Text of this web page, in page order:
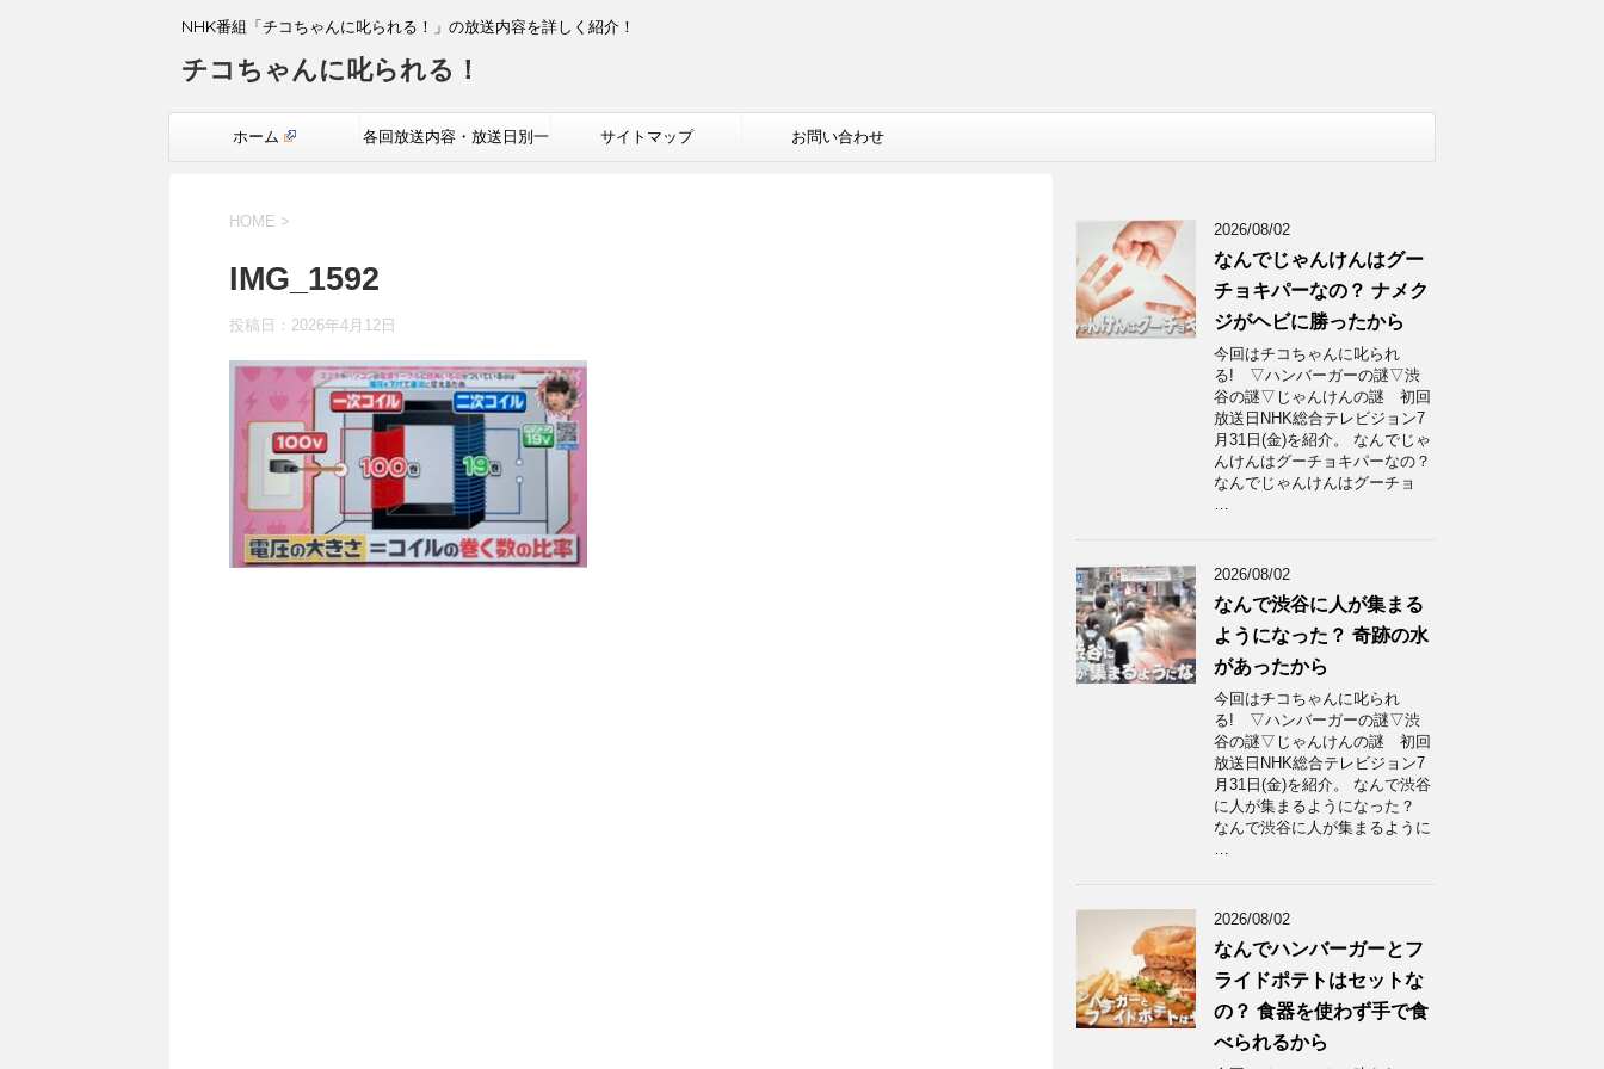
NHK番組「チコちゃんに叱られる！」の放送内容を詳しく紹介！
チコちゃんに叱られる！
ホーム 各回放送内容・放送日別一 サイトマップ お問い合わせ
HOME >
IMG_1592
投稿日： 2026年4月12日
2026/08/02
なんでじゃんけんはグー
チョキパーなの？ ナメク
ジがヘビに勝ったから
今回はチコちゃんに叱られ
る! ▽ハンバーガーの謎▽渋
谷の謎▽じゃんけんの謎 初回
放送日NHK総合テレビジョン7
月31日(金)を紹介。 なんでじゃ
んけんはグーチョキパーなの？
なんでじゃんけんはグーチョ
…
2026/08/02
なんで渋谷に人が集まる
ようになった？ 奇跡の水
があったから
今回はチコちゃんに叱られ
る! ▽ハンバーガーの謎▽渋
谷の謎▽じゃんけんの謎 初回
放送日NHK総合テレビジョン7
月31日(金)を紹介。 なんで渋谷
に人が集まるようになった？
なんで渋谷に人が集まるように
…
2026/08/02
なんでハンバーガーとフ
ライドポテトはセットな
の？ 食器を使わず手で食
べられるから